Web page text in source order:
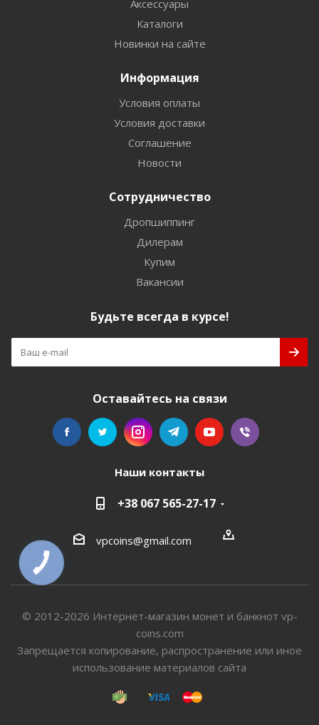
Аксессуары
Каталоги
Новинки на сайте
Информация
Условия оплаты
Условия доставки
Соглашение
Новости
Сотрудничество
Дропшиппинг
Дилерам
Купим
Вакансии
Будьте всегда в курсе!
Оставайтесь на связи
Наши контакты
+38 067 565-27-17
vpcoins@gmail.com
© 2012-2026 Интернет-магазин монет и банкнот vp-
coins.com
Запрещается копирование, распространение или иное
использование материалов сайта
КНОПКА
СВЯЗИ